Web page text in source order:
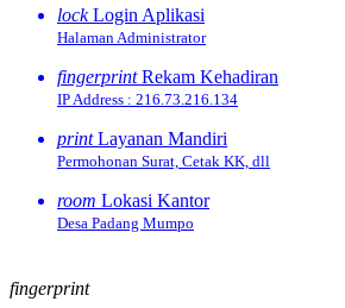
lockLogin Aplikasi
Halaman Administrator
fingerprintRekam Kehadiran
IP Address : 216.73.216.134
printLayanan Mandiri
Permohonan Surat, Cetak KK, dll
room Lokasi Kantor
Desa Padang Mumpo
fingerprint